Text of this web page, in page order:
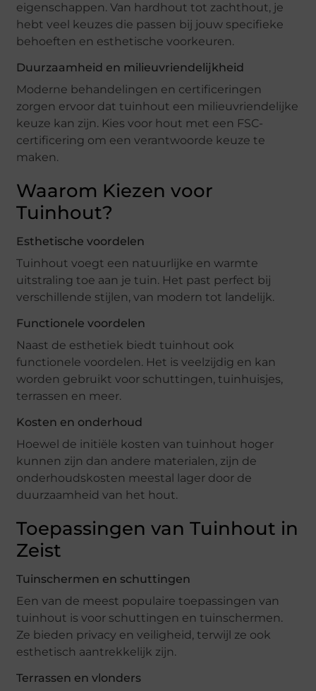
eigenschappen. Van hardhout tot zachthout, je
hebt veel keuzes die passen bij jouw specifieke
behoeften en esthetische voorkeuren.
Duurzaamheid en milieuvriendelijkheid
Moderne behandelingen en certificeringen
zorgen ervoor dat tuinhout een milieuvriendelijke
keuze kan zijn. Kies voor hout met een FSC-
certificering om een verantwoorde keuze te
maken.
Waarom Kiezen voor
Tuinhout?
Esthetische voordelen
Tuinhout voegt een natuurlijke en warmte
uitstraling toe aan je tuin. Het past perfect bij
verschillende stijlen, van modern tot landelijk.
Functionele voordelen
Naast de esthetiek biedt tuinhout ook
functionele voordelen. Het is veelzijdig en kan
worden gebruikt voor schuttingen, tuinhuisjes,
terrassen en meer.
Kosten en onderhoud
Hoewel de initiële kosten van tuinhout hoger
kunnen zijn dan andere materialen, zijn de
onderhoudskosten meestal lager door de
duurzaamheid van het hout.
Toepassingen van Tuinhout in
Zeist
Tuinschermen en schuttingen
Een van de meest populaire toepassingen van
tuinhout is voor schuttingen en tuinschermen.
Ze bieden privacy en veiligheid, terwijl ze ook
esthetisch aantrekkelijk zijn.
Terrassen en vlonders